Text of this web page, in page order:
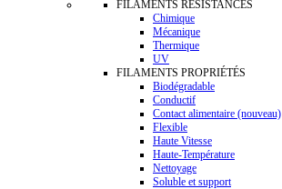
FILAMENTS RÉSISTANCES
Chimique
Mécanique
Thermique
UV
FILAMENTS PROPRIÉTÉS
Biodégradable
Conductif
Contact alimentaire (nouveau)
Flexible
Haute Vitesse
Haute-Température
Nettoyage
Soluble et support